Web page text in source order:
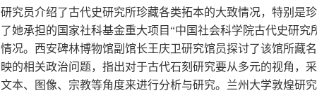
研究员介绍了古代史研究所珍藏各类拓本的大致情况，特别是
了她承担的国家社科基金重大项目“中国社会科学院古代史研究
情况。西安碑林博物馆副馆长王庆卫研究馆员探讨了该馆所藏
映的相关政治问题，指出对于古代石刻研究要从多元的视角，
文本、图像、宗教等角度来进行分析与研究。兰州大学敦煌研